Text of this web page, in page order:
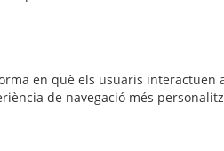
en què els usuaris
de navegació més